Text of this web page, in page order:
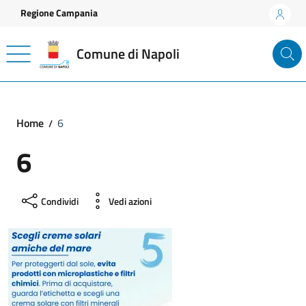
Vai ai contenuti
Vai al footer
Regione Campania
Comune di Napoli
Home 6
6
Condividi Vedi azioni